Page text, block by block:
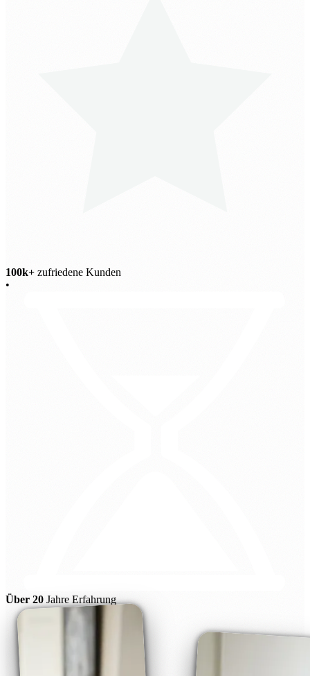
100k+ zufriedene Kunden
•
Über 20 Jahre Erfahrung